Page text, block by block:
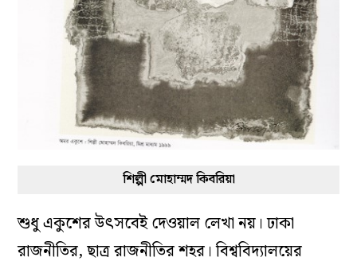
শিল্পী মোহাম্মদ কিবরিয়া
শুধু একুশের উৎসবেই দেওয়াল লেখা নয়। ঢাকা
রাজনীতির, ছাত্র রাজনীতির শহর। বিশ্ববিদ‌্যালয়ের